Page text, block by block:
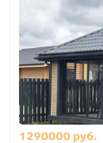
1290000 руб.